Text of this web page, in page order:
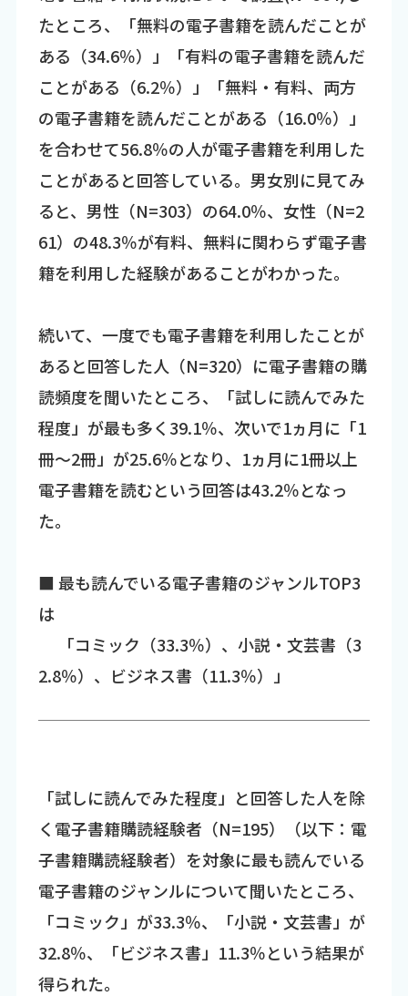
たところ、「無料の電子書籍を読んだことが
ある（34.6％）」「有料の電子書籍を読んだ
ことがある（6.2％）」「無料・有料、両方
の電子書籍を読んだことがある（16.0％）」
を合わせて56.8％の人が電子書籍を利用した
ことがあると回答している。男女別に見てみ
ると、男性（N=303）の64.0％、女性（N=2
61）の48.3％が有料、無料に関わらず電子書
籍を利用した経験があることがわかった。
続いて、一度でも電子書籍を利用したことが
あると回答した人（N=320）に電子書籍の購
読頻度を聞いたところ、「試しに読んでみた
程度」が最も多く39.1％、次いで1ヵ月に「1
冊～2冊」が25.6％となり、1ヵ月に1冊以上
電子書籍を読むという回答は43.2％となっ
た。
■ 最も読んでいる電子書籍のジャンルTOP3
は
「コミック（33.3％）、小説・文芸書（3
2.8％）、ビジネス書（11.3％）」
「試しに読んでみた程度」と回答した人を除
く電子書籍購読経験者（N=195）（以下：電
子書籍購読経験者）を対象に最も読んでいる
電子書籍のジャンルについて聞いたところ、
「コミック」が33.3％、「小説・文芸書」が
32.8％、「ビジネス書」11.3％という結果が
得られた。